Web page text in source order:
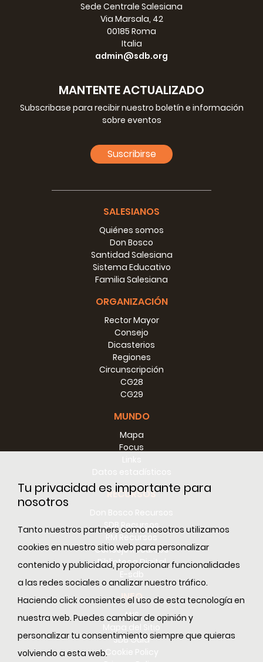
Tu privacidad es importante para
nosotros
Tanto nuestros partners como nosotros utilizamos
cookies en nuestro sitio web para personalizar
contenido y publicidad, proporcionar funcionalidades
a las redes sociales o analizar nuestro tráfico.
Haciendo click consientes el uso de esta tecnología en
nuestra web. Puedes cambiar de opinión y
personalizar tu consentimiento siempre que quieras
volviendo a esta web.
Sede Centrale Salesiana
Via Marsala, 42
00185 Roma
Italia
admin@sdb.org
MANTENTE ACTUALIZADO
Subscribase para recibir nuestro boletín e información
sobre eventos
Suscribirse
SALESIANOS
Quiénes somos
Don Bosco
Santidad Salesiana
Sistema Educativo
Familia Salesiana
ORGANIZACIÓN
Rector Mayor
Consejo
Dicasterios
Regiones
Circunscripción
CG28
CG29
MUNDO
Mapa
Focus
RECURSOS
SDB Recursos
Consejo Recursos
Biblioteca Digital
INFO
ANS
SDB Guía
Cookie Policy